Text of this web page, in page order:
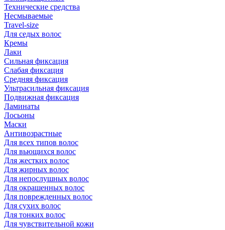
Технические средства
Несмываемые
Travel-size
Для седых волос
Кремы
Лаки
Сильная фиксация
Слабая фиксация
Средняя фиксация
Ультрасильная фиксация
Подвижная фиксация
Ламинаты
Лосьоны
Маски
Антивозрастные
Для всех типов волос
Для вьющихся волос
Для жестких волос
Для жирных волос
Для непослушных волос
Для окрашенных волос
Для поврежденных волос
Для сухих волос
Для тонких волос
Для чувствительной кожи